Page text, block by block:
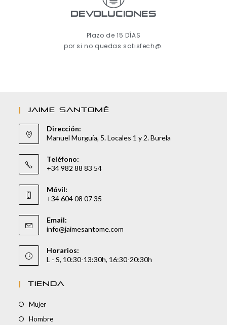
Devoluciones
Plazo de 15 DÍAS
por si no quedas satisfech@.
JAIME SANTOMÉ
Dirección:
Manuel Murguía, 5. Locales 1 y 2. Burela
Teléfono:
+34 982 88 83 54
Móvil:
+34 604 08 07 35
Email:
info@jaimesantome.com
Horarios:
L - S, 10:30-13:30h, 16:30-20:30h
TIENDA
Mujer
Hombre